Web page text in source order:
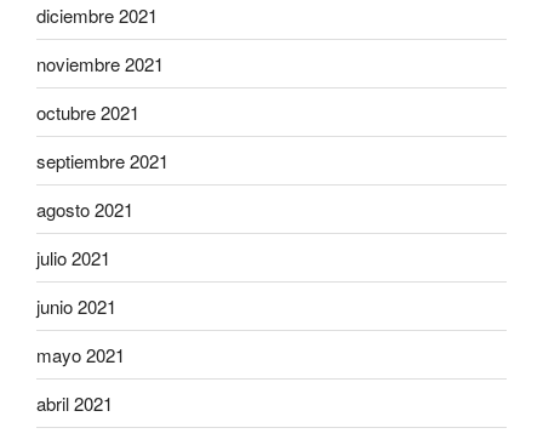
diciembre 2021
noviembre 2021
octubre 2021
septiembre 2021
agosto 2021
julio 2021
junio 2021
mayo 2021
abril 2021